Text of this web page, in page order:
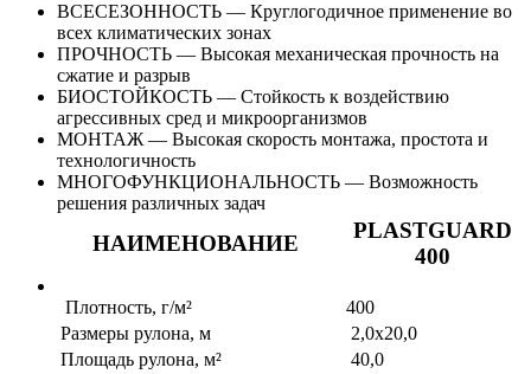
ВСЕСЕЗОННОСТЬ — Круглогодичное применение во
всех климатических зонах
ПРОЧНОСТЬ — Высокая механическая прочность на
сжатие и разрыв
БИОСТОЙКОСТЬ — Стойкость к воздействию
агрессивных сред и микроорганизмов
МОНТАЖ — Высокая скорость монтажа, простота и
технологичность
МНОГОФУНКЦИОНАЛЬНОСТЬ — Возможность
решения различных задач
НАИМЕНОВАНИЕ
PLASTGUARD
400
Плотность, г/м²
400
Размеры рулона, м
2,0х20,0
Площадь рулона, м²
40,0